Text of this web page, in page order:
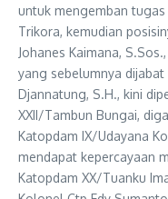
untuk mengemban tugas
Trikora, kemudian
Johanes Kaimana,
yang sebelumnya
Djannatung, S.H., kini
XXII/Tambun Bungai,
Katopdam IX/Udayana
mendapat kepercayaan
Katopdam XX/Tuanku